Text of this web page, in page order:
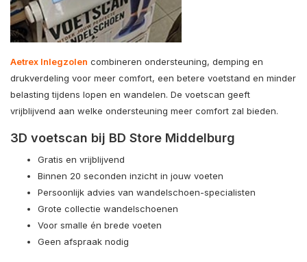
Aetrex Inlegzolen combineren ondersteuning, demping en
drukverdeling voor meer comfort, een betere voetstand en minder
belasting tijdens lopen en wandelen. De voetscan geeft
vrijblijvend aan welke ondersteuning meer comfort zal bieden.
3D voetscan bij BD Store Middelburg
Gratis en vrijblijvend
Binnen 20 seconden inzicht in jouw voeten
Persoonlijk advies van wandelschoen-specialisten
Grote collectie wandelschoenen
Voor smalle én brede voeten
Geen afspraak nodig